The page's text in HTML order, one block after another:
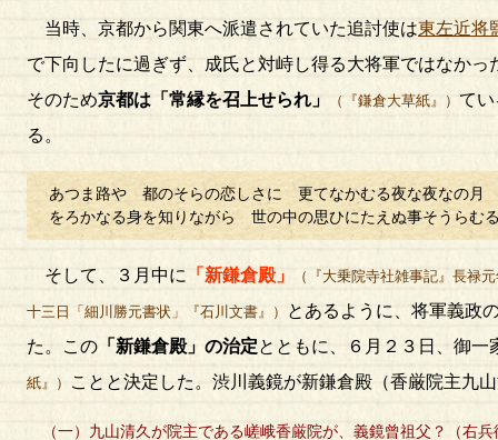
当時、京都から関東へ派遣されていた追討使は東左近将
で下向したに過ぎず、成氏と対峙し得る大将軍ではなか
そのため京都は「常縁を召上せられ」 （『鎌倉大草紙』） て
る。
あつま路や 都のそらの恋しさに 更てなかむる夜な夜なの月
をろかなる身を知りながら 世の中の思ひにたえぬ事そうらむ
そして、３月中に 「新鎌倉殿」 （『大乗院寺社雑事記』長禄
十三日「細川勝元書状」『石川文書』）
とあるように、将軍義政
た。この 「新鎌倉殿」の治定とともに、６月２３日、御一
紙』） ことと決定した。渋川義鏡が新鎌倉殿（香厳院主九
（一）九山清久が院主である嵯峨香厳院が、義鏡曾祖父？（右兵